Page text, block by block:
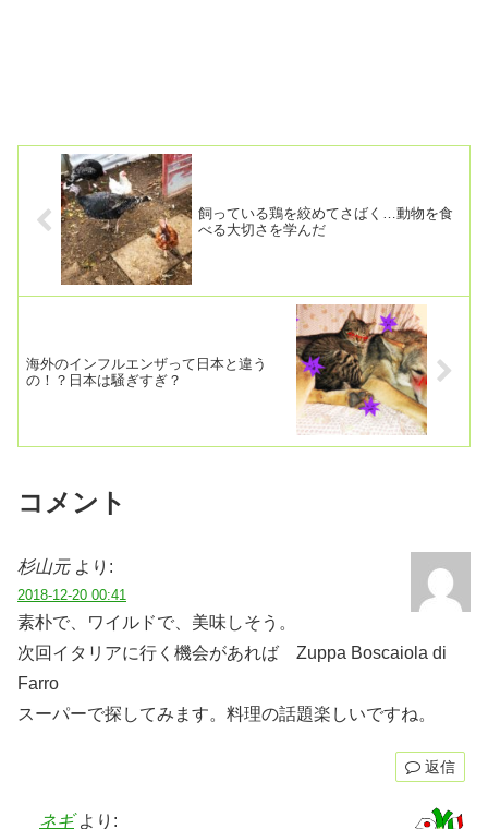
飼っている鶏を絞めてさばく…動物を食
べる大切さを学んだ
海外のインフルエンザって日本と違う
の！？日本は騒ぎすぎ？
コメント
杉山元 より:
2018-12-20 00:41
素朴で、ワイルドで、美味しそう。
次回イタリアに行く機会があれば Zuppa Boscaiola di
Farro
スーパーで探してみます。料理の話題楽しいですね。
返信
ネギ より: